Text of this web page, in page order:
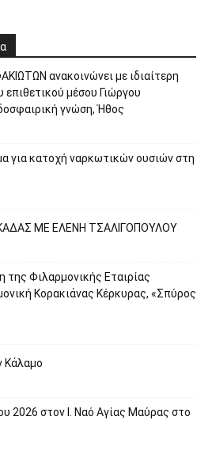
ανακοινώνει με ιδιαίτερη
μέσου Γιώργου
γνώση, Ήθος
για κατοχή ναρκωτικών ουσιών στη
ΜΕ ΕΛΕΝΗ ΤΣΑΛΙΓΟΠΟΥΛΟΥ
της Φιλαρμονικής Εταιρίας
Κορακιάνας Κέρκυρας, «Σπύρος
Κάλαμο
2026 στον Ι. Ναό Αγίας Μαύρας στο